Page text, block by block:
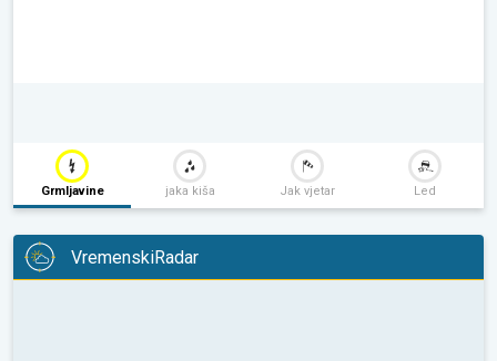
Grmljavine jaka kiša Jak vjetar Led
VremenskiRadar